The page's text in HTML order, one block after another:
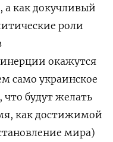
а как докучливый
роли
окажутся
само украинское
что будут желать
как достижимой
мира)